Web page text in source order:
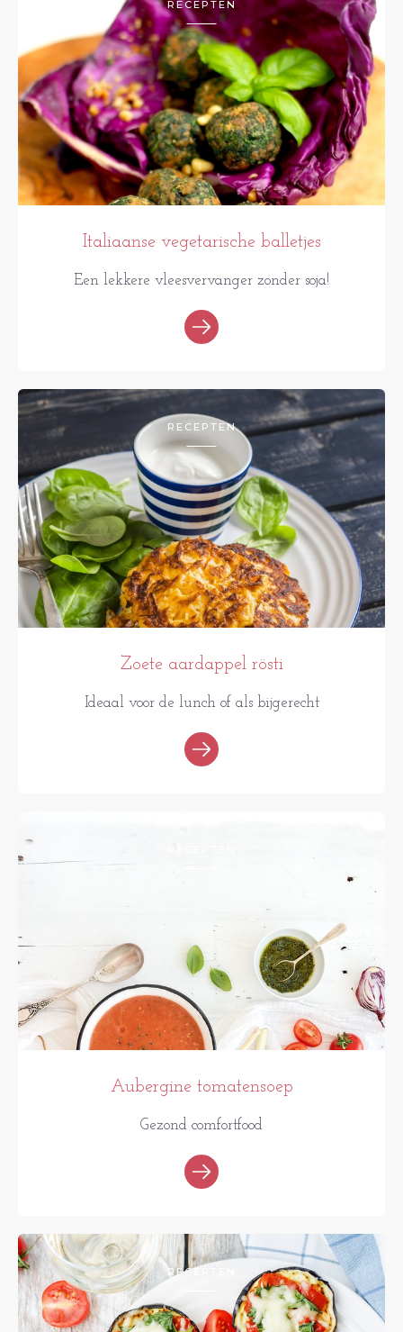
RECEPTEN
Italiaanse vegetarische balletjes
Een lekkere vleesvervanger zonder soja!
RECEPTEN
Zoete aardappel rösti
Ideaal voor de lunch of als bijgerecht
Aubergine tomatensoep
Gezond comfortfood
RECEPTEN